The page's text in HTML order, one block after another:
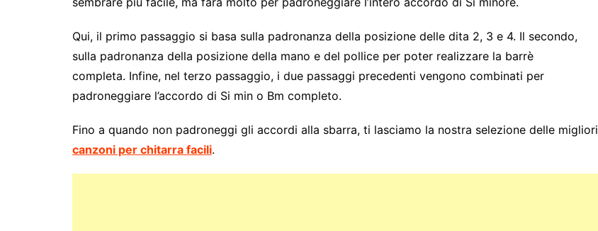
Qui, il primo passaggio si basa sulla padronanza della posizione delle dita 2, 3 e 4. Il secondo,
sulla padronanza della posizione della mano e del pollice per poter realizzare la barrè
completa. Infine, nel terzo passaggio, i due passaggi precedenti vengono combinati per
padroneggiare l’accordo di Si min o Bm completo.
Fino a quando non padroneggi gli accordi alla sbarra, ti lasciamo la nostra selezione delle migliori
canzoni per chitarra facili.